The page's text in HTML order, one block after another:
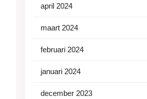
april 2024
maart 2024
februari 2024
januari 2024
december 2023